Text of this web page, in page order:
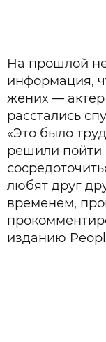
На прошлой
информация,
жених —
расстались
«Это было
решили пойти
любят друг
временем,
изданию